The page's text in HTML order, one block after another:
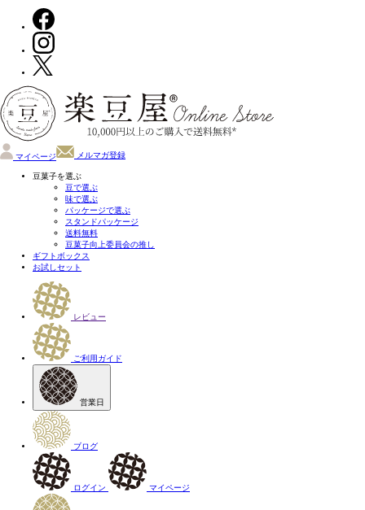
マイページ メルマガ登録
豆菓子を選ぶ
豆で選ぶ
味で選ぶ
パッケージで選ぶ
スタンドパッケージ
送料無料
豆菓子向上委員会の推し
ギフトボックス
お試しセット
レビュー
ご利用ガイド
営業日
ブログ
ログイン マイページ